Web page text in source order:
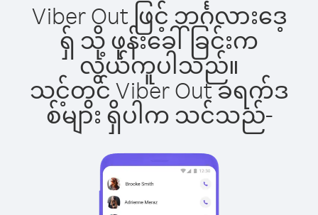
Viber Out ဖြင့် ဘင်္ဂလားဒေ့
ရှ် သို့ ဖုန်းခေါ်ခြင်းက
လွယ်ကူပါသည်။
သင့်တွင် Viber Out ခရက်ဒ
စ်များ ရှိပါက သင်သည်-